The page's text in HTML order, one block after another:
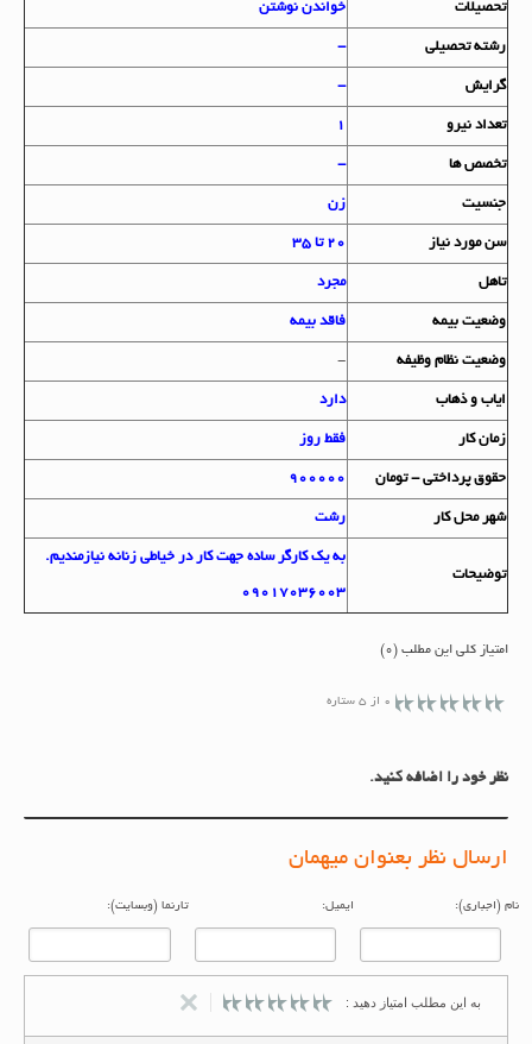
تحصيلات خواندن نوشتن
رشته تحصيلي
گرايش
تعداد نيرو
تخصص ها
جنسيت
سن مورد نياز
تاهل مجرد
وضعيت بيمه فاقد بیمه
وضعيت نظام وظيفه
اياب و ذهاب دارد
زمان کار فقط روز
حقوق پرداختي - تومان 900000
شهر محل کار رشت
توضيحات
به یک کارگر ساده جهت کار در خیاطی زنانه نیازمندیم.
09017036003
امتیاز کلی این مطلب (0)
0 از 5 ستاره
نظر خود را اضافه کنید.
ارسال نظر بعنوان میهمان
(اجباری): ایمیل: تارنما (وبسایت):
به این مطلب امتیاز دهید :